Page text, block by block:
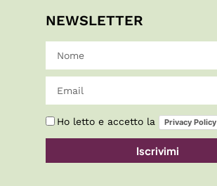
NEWSLETTER
Ho letto e accetto la Privacy Policy
Iscrivimi